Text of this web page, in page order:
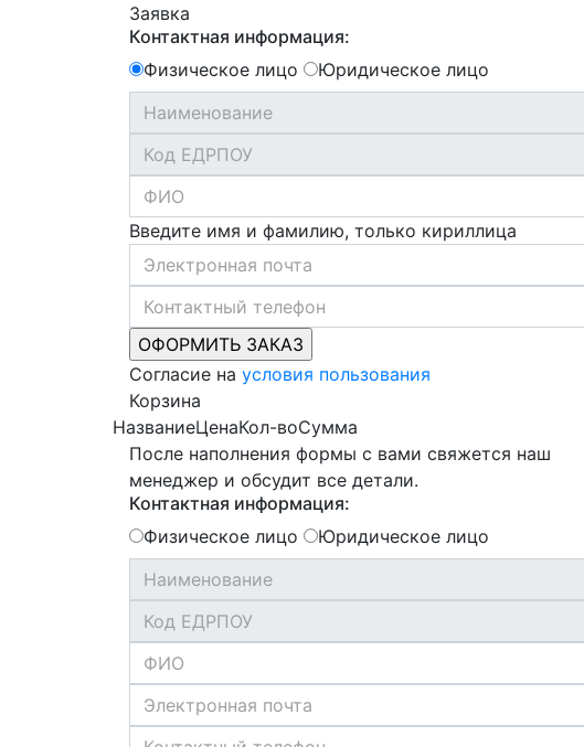
Заявка
Контактная информация:
Физическое лицо
Юридическое лицо
Введите имя и фамилию, только кириллица
Согласие на условия пользования
Корзина
НазваниеЦенаКол-воСумма
После наполнения формы с вами свяжется наш
менеджер и обсудит все детали.
Контактная информация:
Физическое лицо
Юридическое лицо